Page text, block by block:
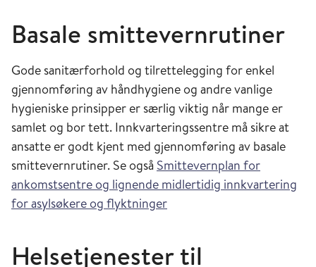
Basale smittevernrutiner
Gode sanitærforhold og tilrettelegging for enkel
gjennomføring av håndhygiene og andre vanlige
hygieniske prinsipper er særlig viktig når mange er
samlet og bor tett. Innkvarteringssentre må sikre at
ansatte er godt kjent med gjennomføring av basale
smittevernrutiner. Se også Smittevernplan for
ankomstsentre og lignende midlertidig innkvartering
for asylsøkere og flyktninger
Helsetjenester til